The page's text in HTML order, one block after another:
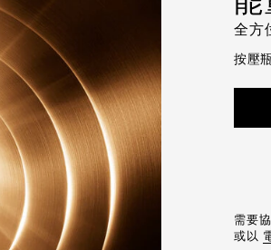
全方
需要
或以